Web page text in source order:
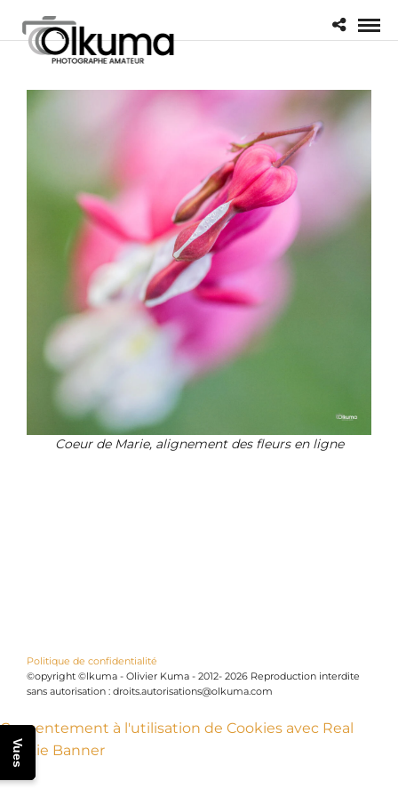
Coeur de Marie, alignement des fleurs en ligne
Politique de confidentialité
©opyright ©lkuma - Olivier Kuma - 2012- 2026 Reproduction interdite
sans autorisation : droits.autorisations@olkuma.com
Vues
Consentement à l'utilisation de Cookies avec Real
Cookie Banner